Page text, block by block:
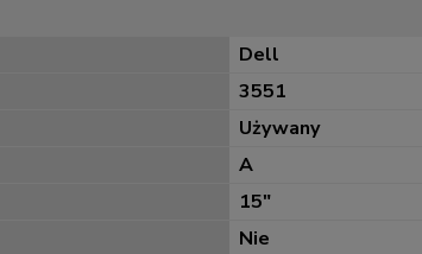
Dell
3551
Używany
A
15"
Nie